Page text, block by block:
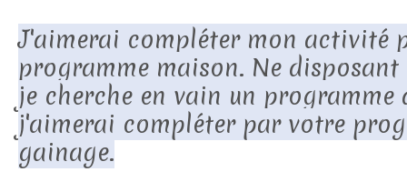
J'aimerai compléter mon activité
programme maison. Ne disposant
je cherche en vain un programme
j'aimerai compléter par votre
gainage.